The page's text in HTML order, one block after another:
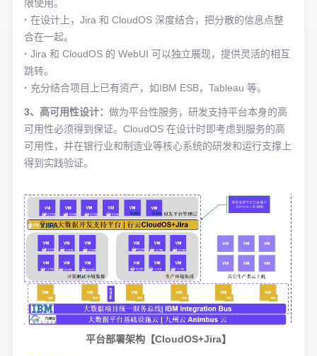
限使用。
· 在设计上，Jira 和 CloudOS 深度结合，把分散的信息点整
合在一起。
· Jira 和 CloudOS 的 WebUI 可以独立展现，提供灵活的相互
跳转。
· 充分结合项目上已有资产，如IBM ESB，Tableau 等。
3、高可用性设计： 做为平台性服务，研发支持平台本身的高
可用性必须得到保证。CloudOS 在设计时即考虑到服务的高
可用性，并在银行业和制造业等核心系统的研发和运行支撑上
得到实践验证。
平台部署架构【CloudOS+Jira】